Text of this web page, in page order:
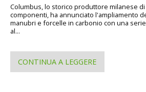
Columbus, lo storico produttore milanese
componenti, ha annunciato l'ampliamento
manubri e forcelle in carbonio con una
al...
CONTINUA A LEGGERE